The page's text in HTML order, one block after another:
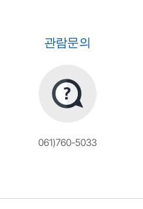
관람문의
061)760-5033